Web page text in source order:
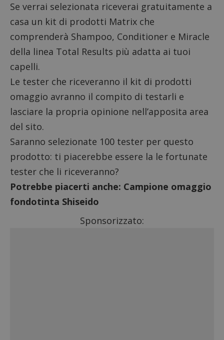
Se verrai selezionata riceverai gratuitamente a
casa un kit di prodotti Matrix che
comprenderà Shampoo, Conditioner e Miracle
della linea Total Results più adatta ai tuoi
capelli.
Le tester che riceveranno il kit di prodotti
omaggio avranno il compito di testarli e
lasciare la propria opinione nell’apposita area
del sito.
Saranno selezionate 100 tester per questo
prodotto: ti piacerebbe essere la le fortunate
tester che li riceveranno?
Potrebbe piacerti anche: Campione omaggio
fondotinta Shiseido
Sponsorizzato: